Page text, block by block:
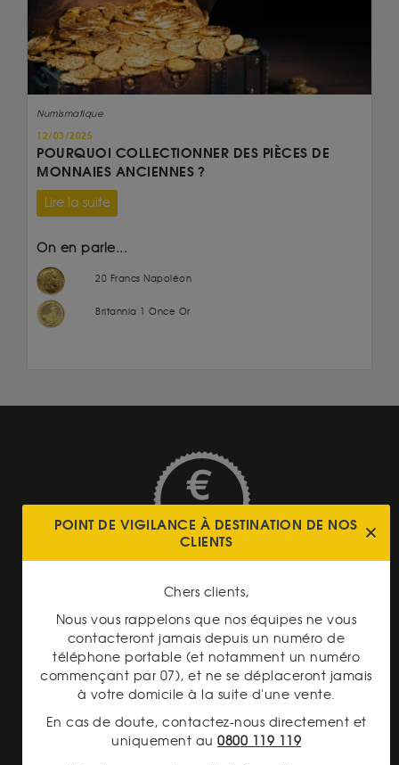
Numismatique
12/03/2025
POURQUOI COLLECTIONNER DES PIÈCES DE
MONNAIES ANCIENNES ?
Lire la suite
On en parle...
20 Francs Napoléon
Britannia 1 Once Or
TRANSPARENCE DES
PRIX
LIVRAISON ASSURÉE
POINT DE VIGILANCE À DESTINATION DE NOS
CLIENTS
Chers clients,
Nous vous rappelons que nos équipes ne vous
contacteront jamais depuis un numéro de
téléphone portable (et notamment un numéro
commençant par 07), et ne se déplaceront jamais
à votre domicile à la suite d'une vente.
En cas de doute, contactez-nous directement et
uniquement au 0800 119 119